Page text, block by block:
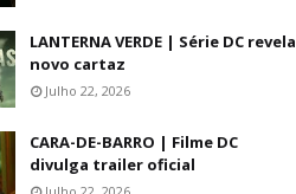
LANTERNA VERDE | Série DC revela
novo cartaz
Julho 22, 2026
CARA-DE-BARRO | Filme DC
divulga trailer oficial